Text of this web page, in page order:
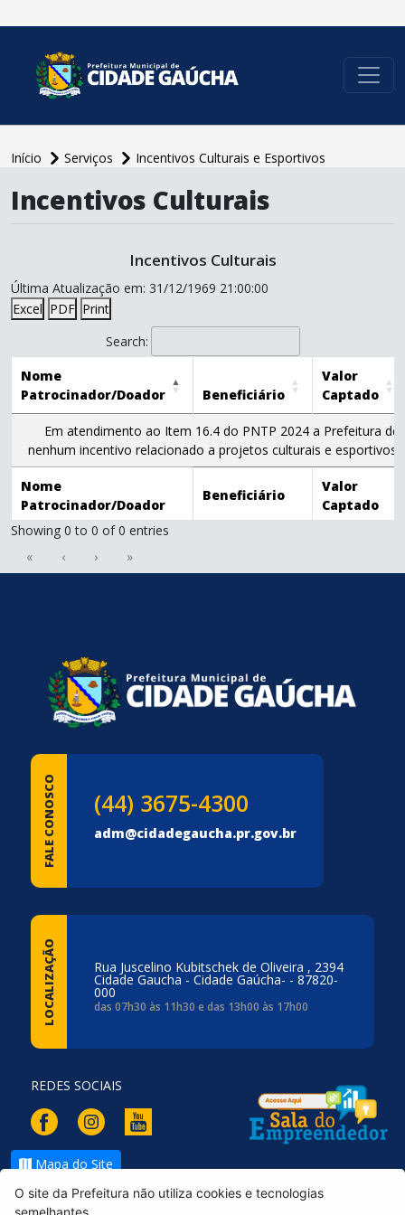
Início Serviços
Incentivos Culturais e Esportivos
principal
Incentivos Culturais
Incentivos Culturais
Última Atualização em: 31/12/1969 21:00:00
Excel PDF Print
Search:
Nome
Patrocinador/Doador
Beneficiário
Valor
Captado
Em atendimento ao Item 16.4 do PNTP 2024 a Prefeitura de
nenhum incentivo relacionado a projetos culturais e esportivos
Nome
Patrocinador/Doador
Beneficiário
Valor
Captado
Showing 0 to 0 of 0 entries
«
‹ › »
O site da Prefeitura não utiliza cookies e tecnologias
semelhantes.
FALE CONOSCO (44) 3675-4300
adm@cidadegaucha.pr.gov.br
LOCALIZAÇÃO Rua Juscelino Kubitschek de Oliveira , 2394
Cidade Gaucha - Cidade Gaúcha- - 87820-
000
das 07h30 às 11h30 e das 13h00 às 17h00
REDES SOCIAIS
Mapa do Site